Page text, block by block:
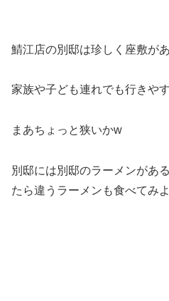
鯖江店の別邸は珍しく座敷が
家族や子ども連れでも行きやす
まあちょっと狭いかw
別邸には別邸のラーメンがあ
たら違うラーメンも食べてみ